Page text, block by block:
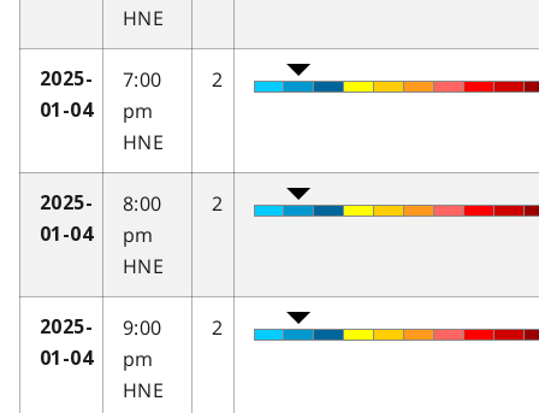
HNE
2025-
01-04
7:00
pm
HNE
2
2025-
01-04
8:00
pm
HNE
2
2025-
01-04
9:00
pm
HNE
2